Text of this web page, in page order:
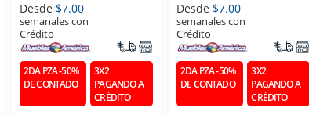
Desde $7.00
semanales con
Crédito
2DA PZA -50%
DE CONTADO
3X2
PAGANDO A
CRÉDITO
Desde $7.00
semanales con
Crédito
2DA PZA -50%
DE CONTADO
3X2
PAGANDO A
CRÉDITO